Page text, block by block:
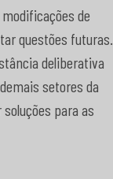
de
questões futuras.
deliberativa
setores da
soluções para as